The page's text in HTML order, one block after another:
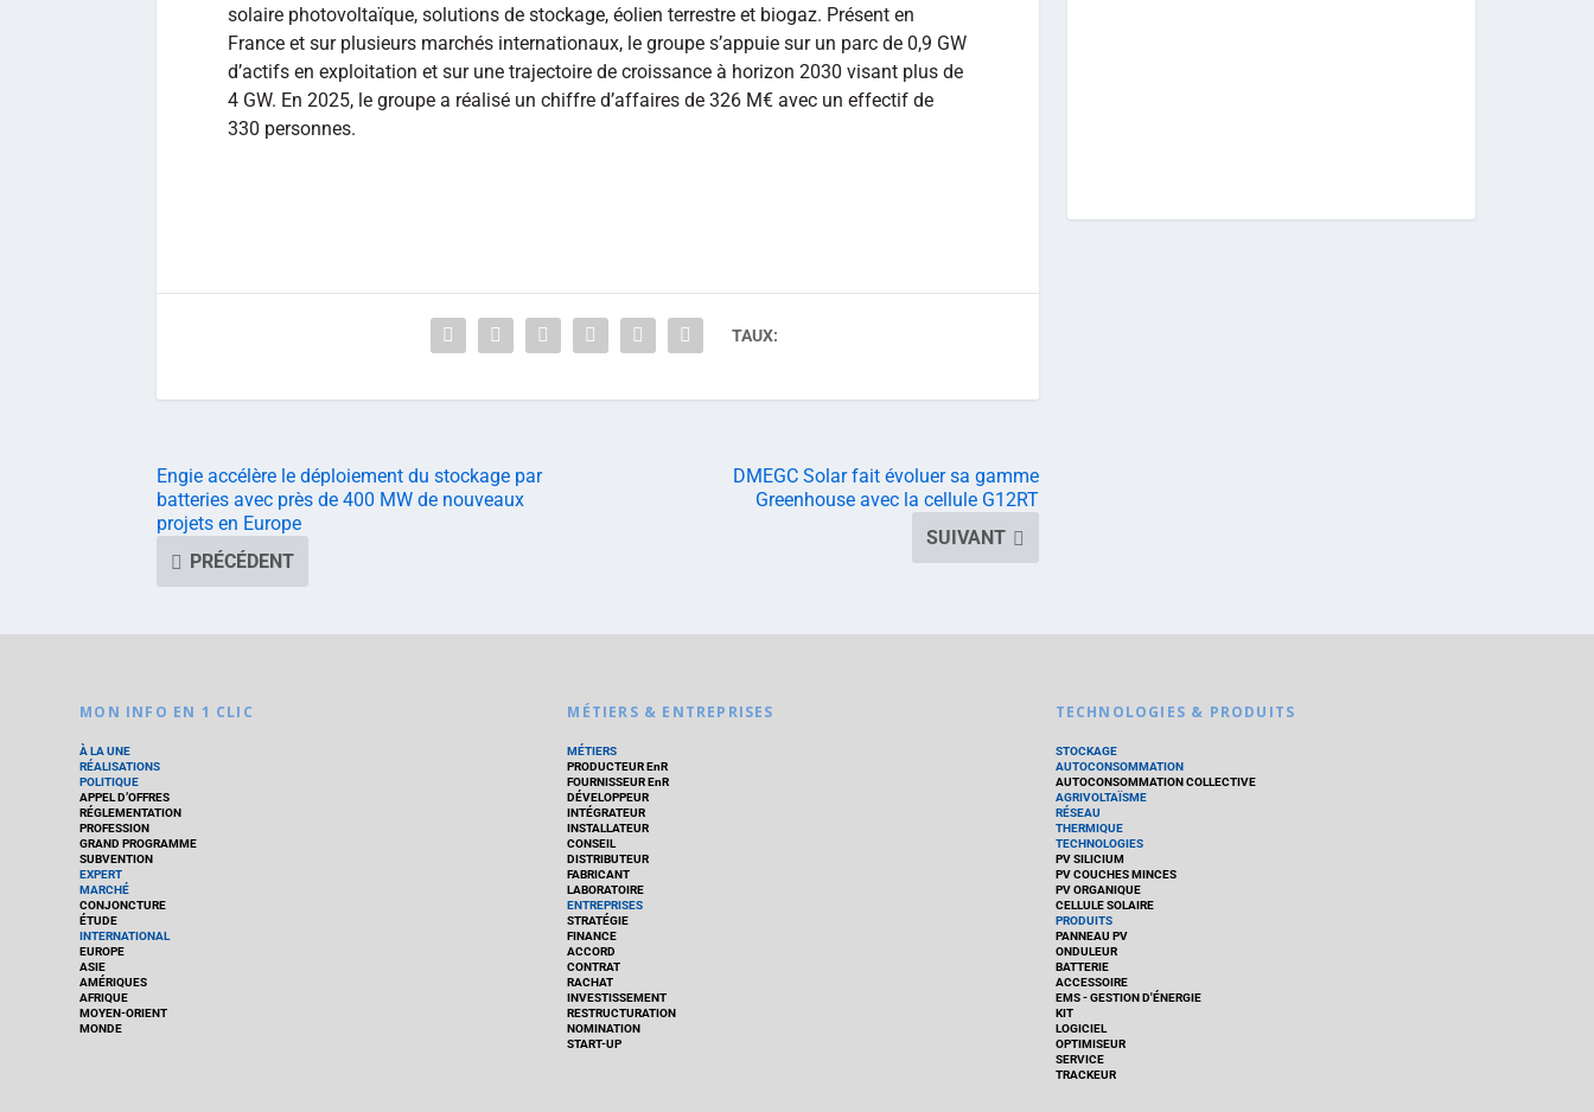
solaire photovoltaïque, solutions de stockage, éolien terrestre et biogaz. Présent en
France et sur plusieurs marchés internationaux, le groupe s’appuie sur un parc de 0,9 GW
d’actifs en exploitation et sur une trajectoire de croissance à horizon 2030 visant plus de
4 GW. En 2025, le groupe a réalisé un chiffre d’affaires de 326 M€ avec un effectif de
330 personnes.
TAUX:
Engie accélère le déploiement du stockage par
batteries avec près de 400 MW de nouveaux
projets en Europe
PRÉCÉDENT
DMEGC Solar fait évoluer sa gamme
Greenhouse avec la cellule G12RT
SUIVANT
MON INFO EN 1 CLIC
À LA UNE
RÉALISATIONS
POLITIQUE
APPEL D’OFFRES
RÉGLEMENTATION
PROFESSION
GRAND PROGRAMME
SUBVENTION
EXPERT
MARCHÉ
CONJONCTURE
ÉTUDE
INTERNATIONAL
EUROPE
ASIE
AMÉRIQUES
AFRIQUE
MOYEN-ORIENT
MONDE
MÉTIERS & ENTREPRISES
MÉTIERS
PRODUCTEUR EnR
FOURNISSEUR EnR
DÉVELOPPEUR
INTÉGRATEUR
INSTALLATEUR
CONSEIL
DISTRIBUTEUR
FABRICANT
LABORATOIRE
ENTREPRISES
STRATÉGIE
FINANCE
ACCORD
CONTRAT
RACHAT
INVESTISSEMENT
RESTRUCTURATION
NOMINATION
START-UP
TECHNOLOGIES & PRODUITS
STOCKAGE
AUTOCONSOMMATION
AUTOCONSOMMATION COLLECTIVE
AGRIVOLTAÏSME
RÉSEAU
THERMIQUE
TECHNOLOGIES
PV SILICIUM
PV COUCHES MINCES
PV ORGANIQUE
CELLULE SOLAIRE
PRODUITS
PANNEAU PV
ONDULEUR
BATTERIE
ACCESSOIRE
EMS - GESTION D'ÉNERGIE
KIT
LOGICIEL
OPTIMISEUR
SERVICE
TRACKEUR